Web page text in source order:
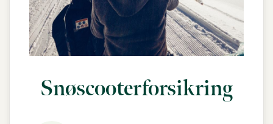
Snøscooterforsikring